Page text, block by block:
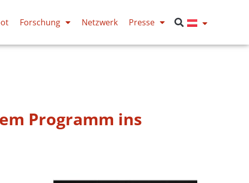
Forschung Netzwerk Presse
Programm ins